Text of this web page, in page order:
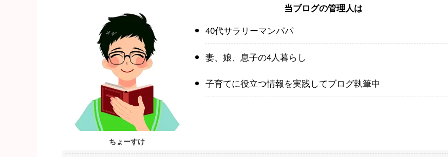
ちょーすけ
当ブログの管理人は
40代サラリーマンパパ
妻、娘、息子の4人暮らし
子育てに役立つ情報を実践してブログ執筆中